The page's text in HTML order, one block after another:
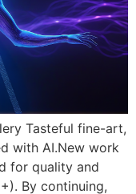
Tasteful fine-art,
with AI.New work
for quality and
By continuing,